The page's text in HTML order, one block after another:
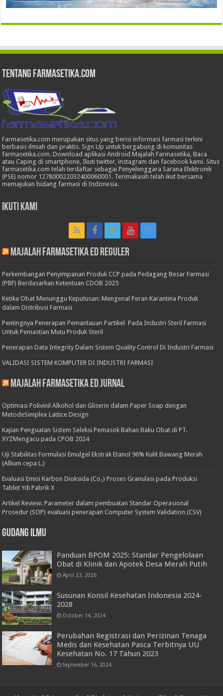
Tentang Farmasetika.com
Farmasetika.com merupakan situs yang berisi informasi farmasi terkini
berbasis ilmiah dan praktis. Sign Up untuk bergabung di komunitas
farmasetika.com. Download aplikasi Android Majalah Farmasetika, Baca
atau Caping di smartphone, Ikuti twitter, instagram dan facebook kami. Situs
farmasetika.com telah terdaftar sebagai Penyelenggara Sarana Elektronik
(PSE) nomor 127800022032400060001. Terimakasih telah ikut bersama
memajukan bidang farmasi di Indonesia.
Ikuti Kami
Majalah Farmasetika Ed Reguler
Perkembangan Penyimpanan Produk CCP pada Pedagang Besar Farmasi
(PBF) Berdasarkan Ketentuan CDOB 2025
Ketika Obat Menunggu Keputusan: Mengenal Peran Karantina Produk
dalam Distribusi Farmasi
Pentingnya Penerapan Pemantauan Partikel Pada Industri Steril Farmasi
Untuk Pemastian Mutu Produk Steril
Penerapan Data Integrity Dalam Sistem Quality Control Di Industri Farmasi
VALIDASI SISTEM KOMPUTER DI INDUSTRI FARMASI
Majalah Farmasetika Ed Jurnal
Optimasi Polivinil Alkohol dan Gliserin dalam Paper Soap dengan
MetodeSimplex Lattice Design
Kajian Penguatan Sistem Seleksi Pemasok Bahan Baku Obat di PT.
XYZMengacu pada CPOB 2024
Uji Stabilitas Formulasi Emulgel Ekstrak Etanol 96% Kulit Bawang Merah
(Allium cepa L.)
Evaluasi Emisi Karbon Dioksida (Co₂) Proses Granulasi pada Produksi
Tablet Ydi Pabrik X
Artikel Review: Parameter dalam pembuatan Standar Operasional
Prosedur (SOP) evaluasi penerapan Computer System Validation (CSV)
Gudang Ilmu
Panduan BPOM 2025: Standar Pengelolaan
Obat di Klinik dan Apotek Desa Merah Putih
April 23, 2026
Susunan Konsil Kesehatan Indonesia 2024-
2028
October 14, 2024
Perubahan Registrasi dan Perizinan Tenaga
Medis dan Kesehatan Pasca Terbitnya UU
Kesehatan No. 17 Tahun 2023
September 16, 2024